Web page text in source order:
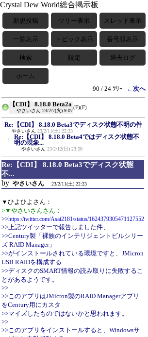
Crystal Dew World総合掲示板
新規投稿 ツリー表示 スレッド表示
一覧表示 トピック表示 番号順表示
検索 設定 過去ログ
ホーム
90 / 24 ﾂﾘｰ
←次へ
【CDI】 8.18.0 Beta2a
やさいさん 23/2/7(火) 9:07
(F)(F)
Re:【CDI】 8.18.0 Beta3でディスク状態不明の件
やさいさん 23/2/11(土) 22:23
Re:【CDI】 8.18.0 Beta4ではディスク状態不
明の現象...
やさいさん 23/2/12(日) 23:50
Re:【CDI】 8.18.0 Beta3でディスク状態
不...
by やさいさん 23/2/11(土) 22:23
▼ひよひよさん：
>▼やさいさんさん：
>>https://twitter.com/Asai2181/status/1624379305471127552
>>上記ツイッターで報告しました件、
>>Century製「裸族のインテリジェントビルシリー
ズ RAID Manager」
>>がインストールされている環境ですと、JMicron
USB RAIDを構成する
>>ディスクのSMART情報の読み取りに失敗するこ
とがあるようです。
>>
>>このアプリはJMicron製のRAID Managerアプリ
をCentury用にカスタ
>>マイズしたものではないかと思われます。
>>
>>このアプリをインストールすると、Windowsサ